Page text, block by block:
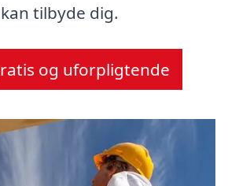
tilbyde dig.
og uforpligtende